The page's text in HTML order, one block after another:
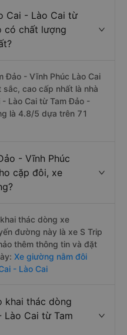
Cai - Lào Cai từ
có chất lượng
Đảo - Vĩnh Phúc Lào Cai
cao cấp nhất là nhà
- Lào Cai từ Tam Đảo -
là 4.8/5 dựa trên 71
- Vĩnh Phúc
cặp đôi, xe
thác dòng xe
đường này là xe S Trip
thêm thông tin và đặt
Xe giường nằm đôi
- Lào Cai
khai thác dòng
Lào Cai từ Tam